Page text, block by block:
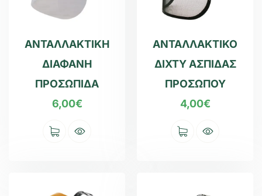
ΑΝΤΑΛΛΑΚΤΙΚΗ
ΔΙΑΦΑΝΗ
ΠΡΟΣΩΠΙΔΑ
6,00€
ΑΝΤΑΛΛΑΚΤΙΚΟ
ΔΙΧΤΥ ΑΣΠΙΔΑΣ
ΠΡΟΣΩΠΟΥ
4,00€